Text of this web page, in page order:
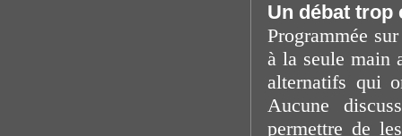
Un débat
Programmée
à la seule main
alternatifs qui
Aucune
permettre de